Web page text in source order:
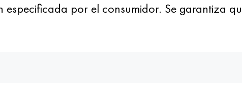
especificada por el consumidor. Se garantiza